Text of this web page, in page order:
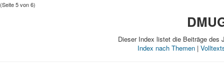
(Seite 5 von 6)
Dieser Index listet die Beiträge des
Index nach Themen |